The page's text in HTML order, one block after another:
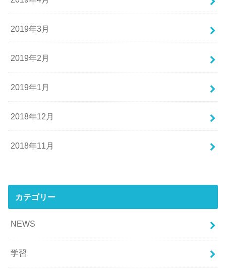
2019年3月
2019年2月
2019年1月
2018年12月
2018年11月
カテゴリー
NEWS
学習